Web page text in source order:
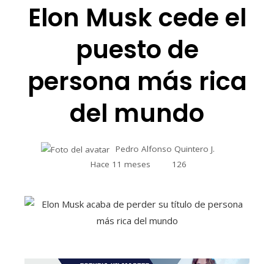
Elon Musk cede el
puesto de
persona más rica
del mundo
Pedro Alfonso Quintero J.
Hace 11 meses
126